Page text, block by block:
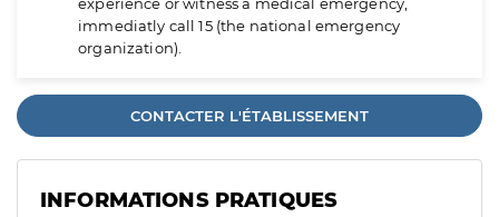
immediatly call 15 (the national emergency
organization).
CONTACTER L'ÉTABLISSEMENT
INFORMATIONS PRATIQUES